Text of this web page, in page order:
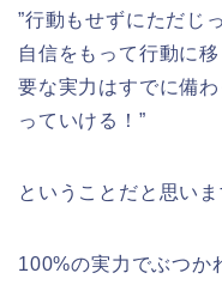
”行動もせずにただじ
自信をもって行動に
要な実力はすでに備
っていける！”
ということだと思いま
100%の実力でぶつか